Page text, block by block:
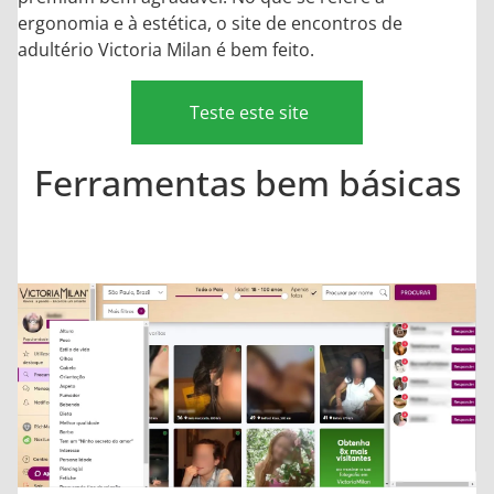
ergonomia e à estética, o site de encontros de
adultério Victoria Milan é bem feito.
Teste este site
Ferramentas bem básicas